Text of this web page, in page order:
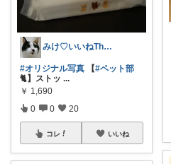
みけ♡いいねThanks☆
#オリジナル写真 【#ペット部
🐈】ストッ ...
￥ 1,690
0 0 20
コレ いいね